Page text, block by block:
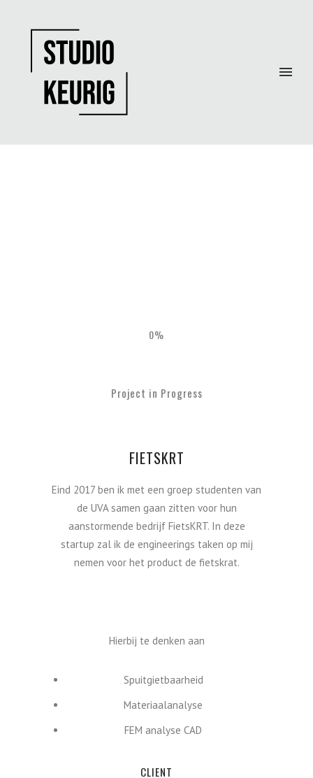
0%
Project in Progress
FIETSKRT
Eind 2017 ben ik met een groep studenten van
de UVA samen gaan zitten voor hun
aanstormende bedrijf FietsKRT. In deze
startup zal ik de engineerings taken op mij
nemen voor het product de fietskrat.
Hierbij te denken aan
Spuitgietbaarheid
Materiaalanalyse
FEM analyse CAD
CLIENT